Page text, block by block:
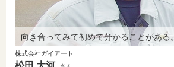
株式会社ガイアート